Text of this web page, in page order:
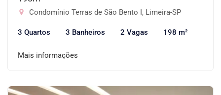
Condomínio Terras de São Bento I, Limeira-SP
3 Quartos 3 Banheiros 2 Vagas 198 m²
Mais informações